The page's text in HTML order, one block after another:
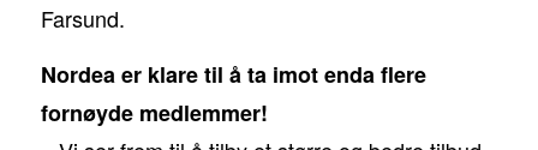
Farsund.
Nordea er klare til å ta imot enda flere
fornøyde medlemmer!